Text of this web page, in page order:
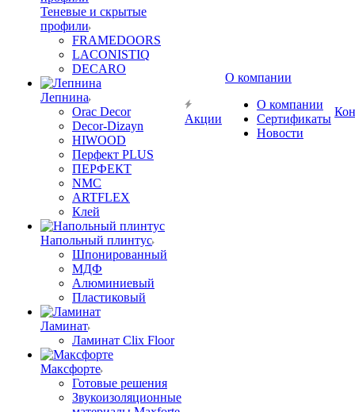
Теневые и скрытые
профили
FRAMEDOORS
LACONISTIQ
DECARO
Лепнина
Orac Decor
Decor-Dizayn
HIWOOD
Перфект PLUS
ПЕРФЕКТ
NMC
ARTFLEX
Клей
Напольный плинтус
Шпонированный
МДФ
Алюминиевый
Пластиковый
Ламинат
Ламинат Clix Floor
Максфорте
Готовые решения
Звукоизоляционные
Акции
О компании
О компании
Сертификаты
Новости